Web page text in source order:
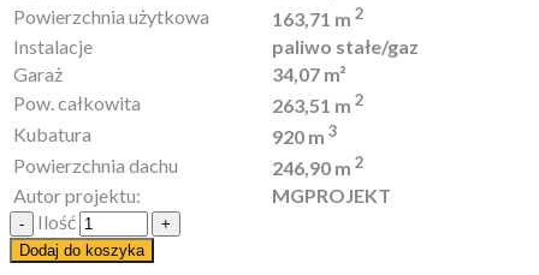
Powierzchnia użytkowa
163,71 m 2
Instalacje
paliwo stałe/gaz
Garaż
34,07 m²
Pow. całkowita
263,51 m 2
Kubatura 920 m 3
Powierzchnia dachu 246,90 m 2
Autor projektu:
MGPROJEKT
Ilość
Dodaj do koszyka